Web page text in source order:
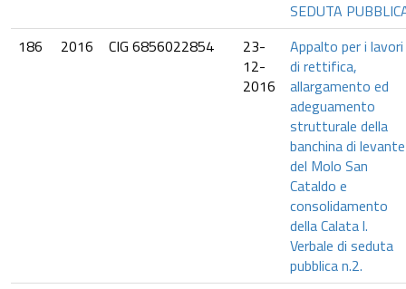
SEDUTA
186
2016 CIG 6856022854
23-
12-
2016
Appalto per i lavori
di rettifica,
allargamento ed
adeguamento
strutturale della
banchina di levante
del Molo San
Cataldo e
consolidamento
della Calata l.
Verbale di seduta
pubblica n.2.